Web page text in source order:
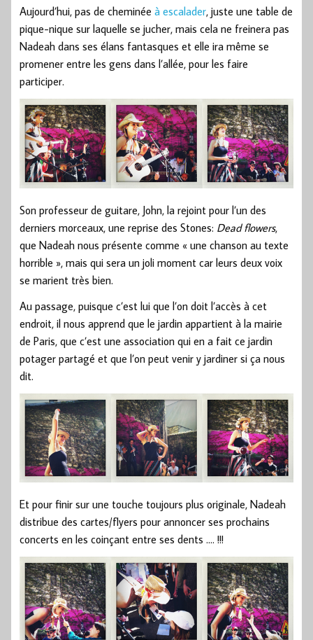
Aujourd’hui, pas de cheminée à escalader, juste une table de
pique-nique sur laquelle se jucher, mais cela ne freinera pas
Nadeah dans ses élans fantasques et elle ira même se
promener entre les gens dans l’allée, pour les faire
participer.
Son professeur de guitare, John, la rejoint pour l’un des
derniers morceaux, une reprise des Stones: Dead flowers,
que Nadeah nous présente comme « une chanson au texte
horrible », mais qui sera un joli moment car leurs deux voix
se marient très bien.
Au passage, puisque c’est lui que l’on doit l’accès à cet
endroit, il nous apprend que le jardin appartient à la mairie
de Paris, que c’est une association qui en a fait ce jardin
potager partagé et que l’on peut venir y jardiner si ça nous
dit.
Et pour finir sur une touche toujours plus originale, Nadeah
distribue des cartes/flyers pour annoncer ses prochains
concerts en les coinçant entre ses dents …. !!!